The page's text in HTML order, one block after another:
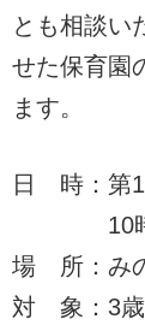
とも相談い
せた保育園
ます。
日 時：第
10時
場 所：み
対 象：3歳